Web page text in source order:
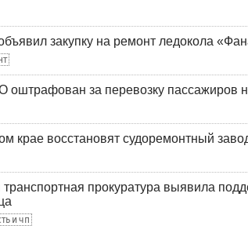
закупку на ремонт ледокола
за перевозку пассажиров
крае восстановят судоремонтный
прокуратура выявила
и чп